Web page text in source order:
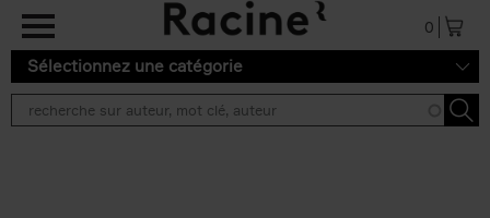
Aller au contenu principal
0
Sélectionnez une catégorie